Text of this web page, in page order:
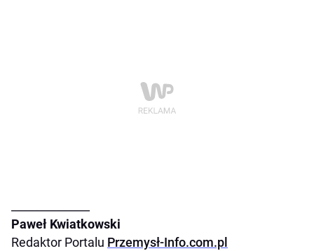
Paweł Kwiatkowski
Redaktor Portalu Przemysł-Info.com.pl